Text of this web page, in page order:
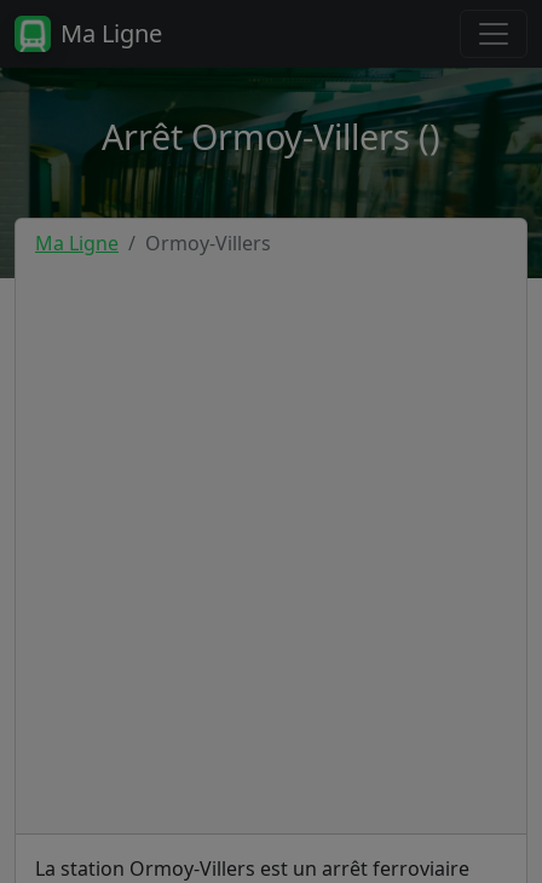
Ma Ligne
Arrêt Ormoy-Villers ()
Ma Ligne Ormoy-Villers
La station Ormoy-Villers est un arrêt ferroviaire